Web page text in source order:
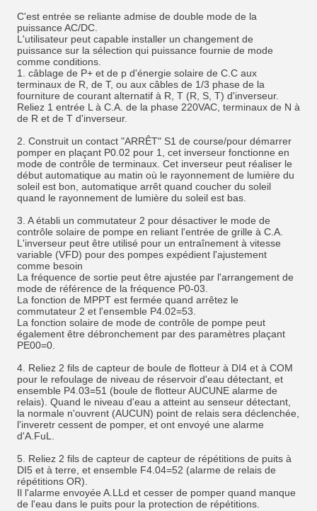
C'est entrée se reliante admise de double mode de la
puissance AC/DC.
L'utilisateur peut capable installer un changement de
puissance sur la sélection qui puissance fournie de mode
comme conditions.
1. câblage de P+ et de p d'énergie solaire de C.C aux
terminaux de R, de T, ou aux câbles de 1/3 phase de la
fourniture de courant alternatif à R, T (R, S, T) d'inverseur.
Reliez 1 entrée L à C.A. de la phase 220VAC, terminaux de N à
de R et de T d'inverseur.
2. Construit un contact "ARRÊT" S1 de course/pour démarrer
pomper en plaçant P0.02 pour 1, cet inverseur fonctionne en
mode de contrôle de terminaux. Cet inverseur peut réaliser le
début automatique au matin où le rayonnement de lumière du
soleil est bon, automatique arrêt quand coucher du soleil
quand le rayonnement de lumière du soleil est bas.
3. A établi un commutateur 2 pour désactiver le mode de
contrôle solaire de pompe en reliant l'entrée de grille à C.A.
L'inverseur peut être utilisé pour un entraînement à vitesse
variable (VFD) pour des pompes expédient l'ajustement
comme besoin
La fréquence de sortie peut être ajustée par l'arrangement de
mode de référence de la fréquence P0-03.
La fonction de MPPT est fermée quand arrêtez le
commutateur 2 et l'ensemble P4.02=53.
La fonction solaire de mode de contrôle de pompe peut
également être débronchement par des paramètres plaçant
PE00=0.
4. Reliez 2 fils de capteur de boule de flotteur à DI4 et à COM
pour le refoulage de niveau de réservoir d'eau détectant, et
ensemble P4.03=51 (boule de flotteur AUCUNE alarme de
relais). Quand le niveau d'eau a atteint au senseur détectant,
la normale n'ouvrent (AUCUN) point de relais sera déclenchée,
l'inveretr cessent de pomper, et ont envoyé une alarme
d'A.FuL.
5. Reliez 2 fils de capteur de capteur de répétitions de puits à
DI5 et à terre, et ensemble F4.04=52 (alarme de relais de
répétitions OR).
Il l'alarme envoyée A.LLd et cesser de pomper quand manque
de l'eau dans le puits pour la protection de répétitions.